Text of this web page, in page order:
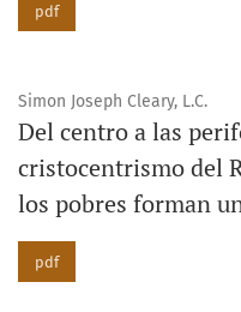
pdf
Simon Joseph Cleary, L.C.
Del centro a las
cristocentrismo del
los pobres forman
pdf